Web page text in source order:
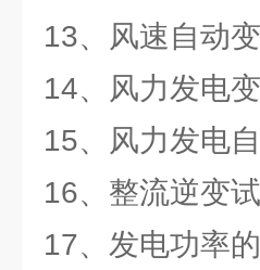
13、风速自动
14、风力发电
15、风力发电
16、整流逆变
17、发电功率